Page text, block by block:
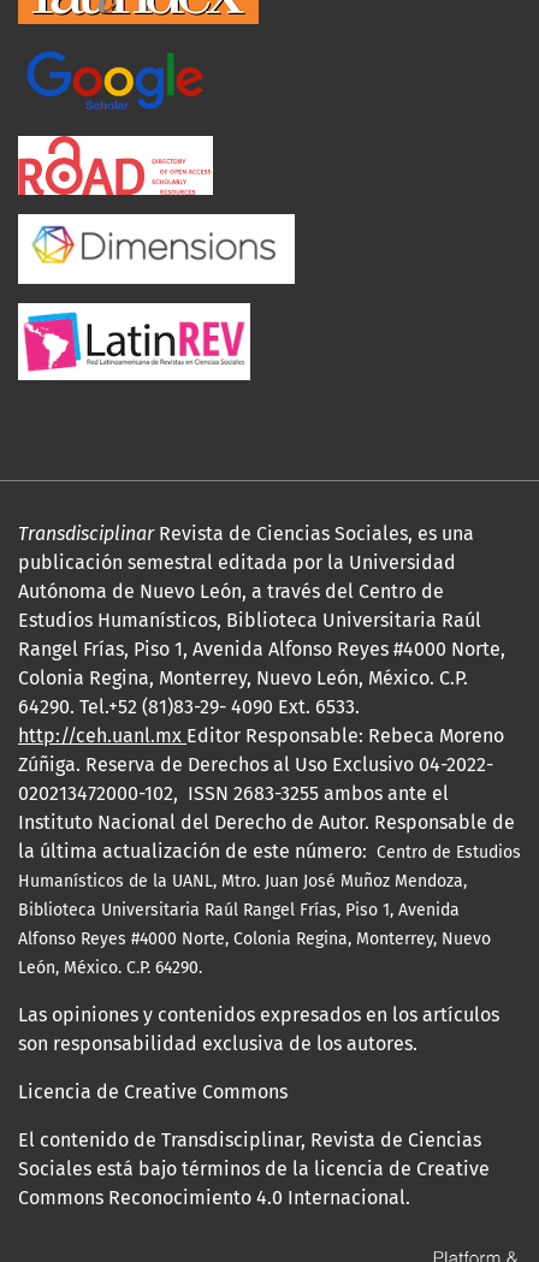
TransdisciplinarRevista de Ciencias Sociales, es una
publicación semestral editada por la Universidad
Autónoma de Nuevo León, a través del Centro de
Estudios Humanísticos, Biblioteca Universitaria Raúl
Rangel Frías, Piso 1, Avenida Alfonso Reyes #4000 Norte,
Colonia Regina, Monterrey, Nuevo León, México. C.P.
64290. Tel.+52 (81)83-29- 4090 Ext. 6533.
http://ceh.uanl.mx Editor Responsable: Rebeca Moreno
Zúñiga. Reserva de Derechos al Uso Exclusivo 04-2022-
020213472000-102, ISSN 2683-3255 ambos ante el
Instituto Nacional del Derecho de Autor. Responsable de
la última actualización de este número: Centro de Estudios
Humanísticos de la UANL, Mtro. Juan José Muñoz Mendoza,
Biblioteca Universitaria Raúl Rangel Frías, Piso 1, Avenida
Alfonso Reyes #4000 Norte, Colonia Regina, Monterrey, Nuevo
León, México. C.P. 64290.
Las opiniones y contenidos expresados en los artículos
son responsabilidad exclusiva de los autores.
Licencia de Creative Commons
El contenido de Transdisciplinar, Revista de Ciencias
Sociales está bajo términos de la licencia de Creative
Commons Reconocimiento 4.0 Internacional.